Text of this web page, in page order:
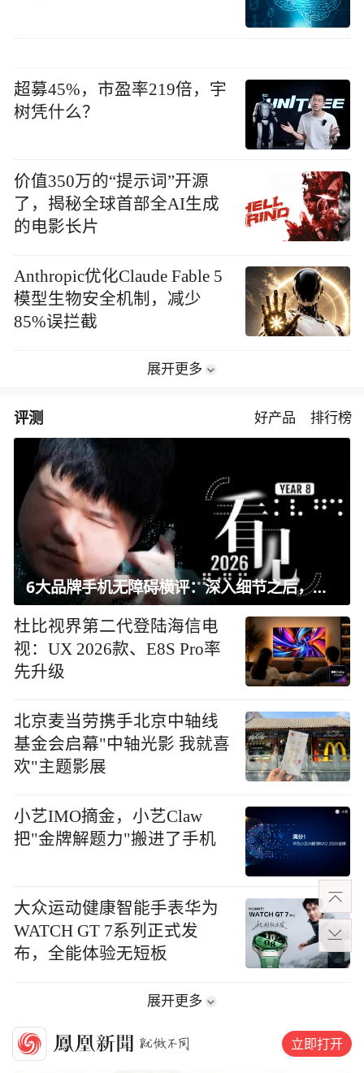
超募45%，市盈率219倍，宇
树凭什么？
价值350万的“提示词”开源
了，揭秘全球首部全AI生成
的电影长片
Anthropic优化Claude Fable 5
模型生物安全机制，减少
85%误拦截
展开更多
评测 好产品 排行榜
6大品牌手机无障碍横评：深入细节之后，似乎只有苹果能挺住？｜ 看见2026
杜比视界第二代登陆海信电
视：UX 2026款、E8S Pro率
先升级
北京麦当劳携手北京中轴线
基金会启幕"中轴光影 我就喜
欢"主题影展
小艺IMO摘金，小艺Claw
把"金牌解题力"搬进了手机
大众运动健康智能手表华为
WATCH GT 7系列正式发
布，全能体验无短板
展开更多
历史 趣史 军史
立即打开